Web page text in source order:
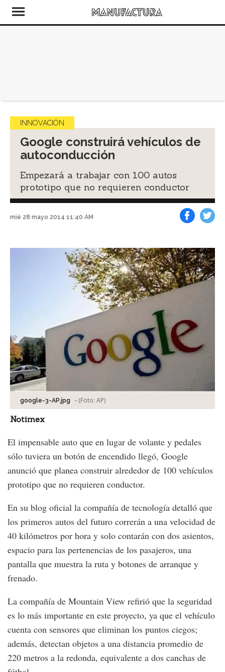
INNOVACIÓN
Google construirá vehículos de
autoconducción
Empezará a trabajar con 100 autos
prototipo que no requieren conductor
mié 28 mayo 2014 11:40 AM
google-3-AP.jpg - (Foto: AP)
Notimex
El impensable auto que en lugar de volante y pedales
sólo tuviera un botón de encendido llegó, Google
anunció que planea construir alrededor de 100 vehículos
prototipo que no requieren conductor.
En su blog oficial la compañía de tecnología detalló que
los primeros autos del futuro correrán a una velocidad de
40 kilómetros por hora y solo contarán con dos asientos,
espacio para las pertenencias de los pasajeros, una
pantalla que muestra la ruta y botones de arranque y
frenado.
La compañía de Mountain View refirió que la seguridad
es lo más importante en este proyecto, ya que el vehículo
cuenta con sensores que eliminan los puntos ciegos;
además, detectan objetos a una distancia promedio de
220 metros a la redonda, equivalente a dos canchas de